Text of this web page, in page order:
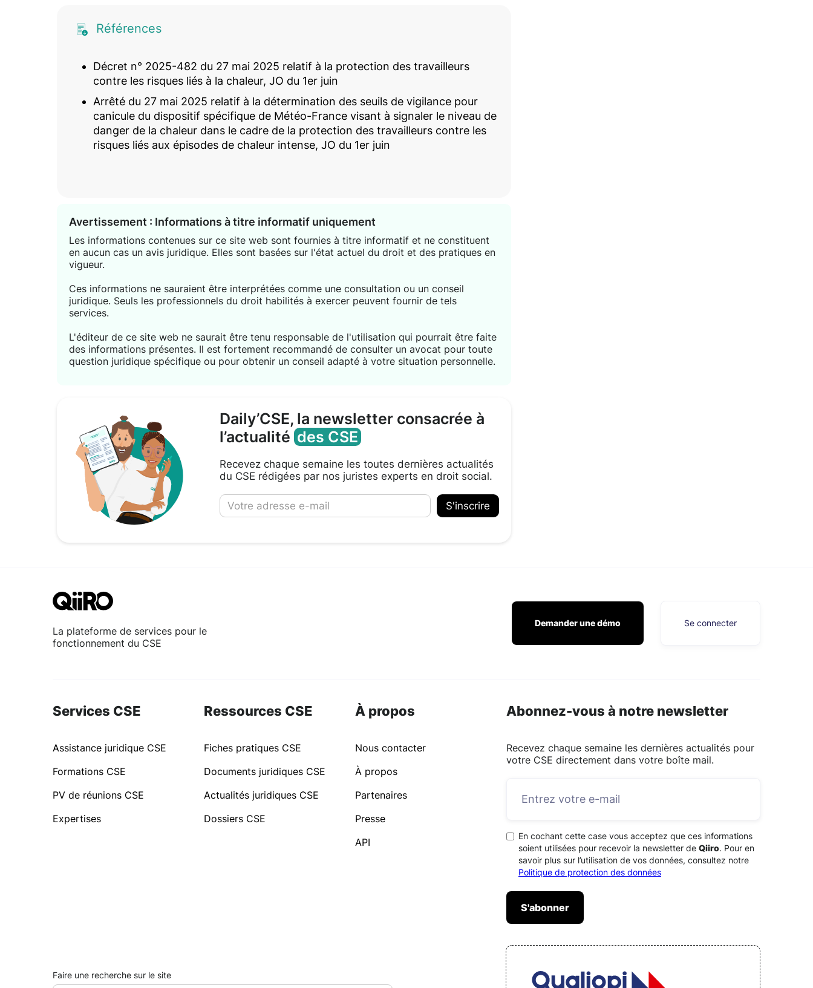
Références
Décret n° 2025-482 du 27 mai 2025 relatif à la protection des travailleurs
contre les risques liés à la chaleur, JO du 1er juin
Arrêté du 27 mai 2025 relatif à la détermination des seuils de vigilance pour
canicule du dispositif spécifique de Météo-France visant à signaler le niveau de
danger de la chaleur dans le cadre de la protection des travailleurs contre les
risques liés aux épisodes de chaleur intense, JO du 1er juin
Avertissement : Informations à titre informatif uniquement
Les informations contenues sur ce site web sont fournies à titre informatif et ne constituent
en aucun cas un avis juridique. Elles sont basées sur l'état actuel du droit et des pratiques en
vigueur.
Ces informations ne sauraient être interprétées comme une consultation ou un conseil
juridique. Seuls les professionnels du droit habilités à exercer peuvent fournir de tels
services.
L'éditeur de ce site web ne saurait être tenu responsable de l'utilisation qui pourrait être faite
des informations présentes. Il est fortement recommandé de consulter un avocat pour toute
question juridique spécifique ou pour obtenir un conseil adapté à votre situation personnelle.
Daily’CSE, la newsletter consacrée à
l’actualitédes CSE
Recevez chaque semaine les toutes dernières actualités
du CSE rédigées par nos juristes experts en droit social.
La plateforme de services pour le
fonctionnement du CSE
Demander une démo Se connecter
Services CSE
Assistance juridique CSE
Formations CSE
PV de réunions CSE
Expertises
Ressources CSE
Fiches pratiques CSE
Documents juridiques CSE
Actualités juridiques CSE
Dossiers CSE
À propos
Nous contacter
À propos
Partenaires
Presse
API
Abonnez-vous à notre newsletter
Recevez chaque semaine les dernières actualités pour
votre CSE directement dans votre boîte mail.
En cochant cette case vous acceptez que ces informations
soient utilisées pour recevoir la newsletter de Qiiro. Pour en
savoir plus sur l’utilisation de vos données, consultez notre
Politique de protection des données
Faire une recherche sur le site